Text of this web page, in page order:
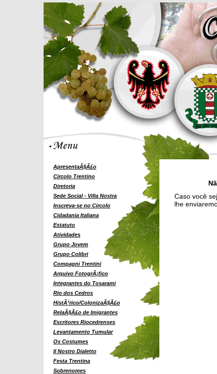
ApresentaÃ§Ã£o
Circolo Trentino
Diretoria
Sede Social - Villa Nostra
Inscreva-se no Circolo
Cidadania Italiana
Estatuto
Atividades
Grupo Jovem
Grupo Colibri
Compagni Trentini
Arquivo FotogrÃ¡fico
Integrantes do Tosarami
Rio dos Cedros
HistÃ³rico/ColonizaÃ§Ã£o
RelaÃ§Ã£o de Imigrantes
Escritores Riocedrenses
Levantamento Tumular
Os Costumes
Il Nostro Dialetto
Festa Trentina
Sobrenomes
Caso você
lhe